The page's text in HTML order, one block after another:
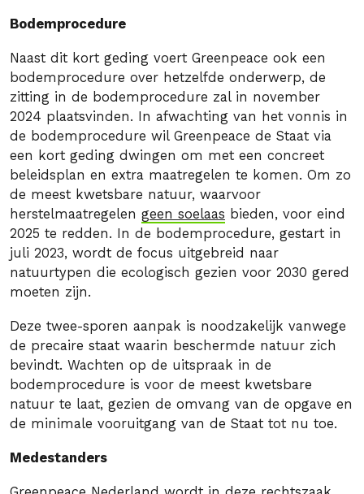
Bodemprocedure
Naast dit kort geding voert Greenpeace ook een
bodemprocedure over hetzelfde onderwerp, de
zitting in de bodemprocedure zal in november
2024 plaatsvinden. In afwachting van het vonnis in
de bodemprocedure wil Greenpeace de Staat via
een kort geding dwingen om met een concreet
beleidsplan en extra maatregelen te komen. Om zo
de meest kwetsbare natuur, waarvoor
herstelmaatregelen geen soelaas bieden, voor eind
2025 te redden. In de bodemprocedure, gestart in
juli 2023, wordt de focus uitgebreid naar
natuurtypen die ecologisch gezien voor 2030 gered
moeten zijn.
Deze twee-sporen aanpak is noodzakelijk vanwege
de precaire staat waarin beschermde natuur zich
bevindt. Wachten op de uitspraak in de
bodemprocedure is voor de meest kwetsbare
natuur te laat, gezien de omvang van de opgave en
de minimale vooruitgang van de Staat tot nu toe.
Medestanders